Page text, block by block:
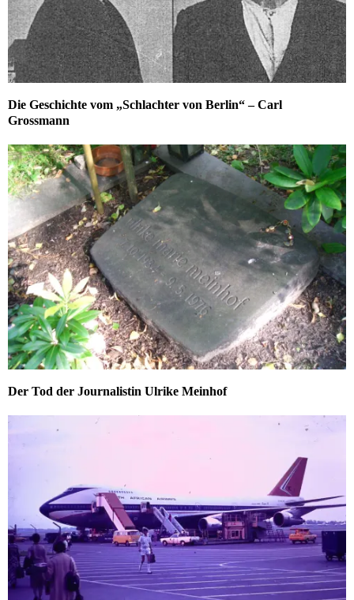
Die Geschichte vom „Schlachter von Berlin“ – Carl
Grossmann
Der Tod der Journalistin Ulrike Meinhof